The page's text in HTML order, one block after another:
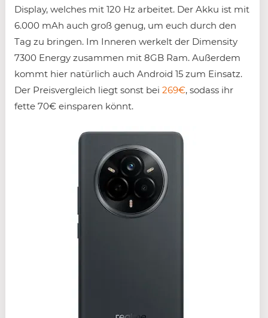
Display, welches mit 120 Hz arbeitet. Der Akku ist mit
6.000 mAh auch groß genug, um euch durch den
Tag zu bringen. Im Inneren werkelt der Dimensity
7300 Energy zusammen mit 8GB Ram. Außerdem
kommt hier natürlich auch Android 15 zum Einsatz.
Der Preisvergleich liegt sonst bei 269€, sodass ihr
fette 70€ einsparen könnt.